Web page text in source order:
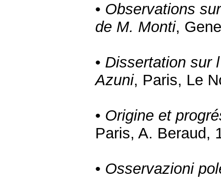
• Observations
de M. Monti,
• Dissertation sur
Azuni, Paris, Le
• Origine et
Paris, A. Beraud,
• Osservazioni